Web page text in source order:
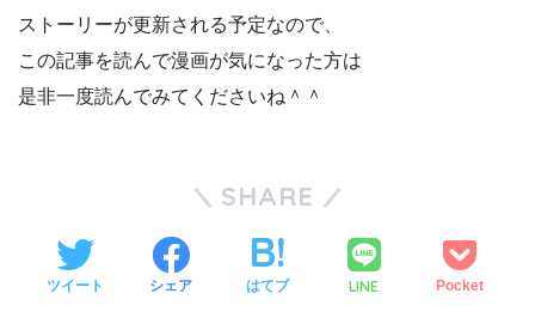
ストーリーが更新される予定なので、
この記事を読んで漫画が気になった方は
是非一度読んでみてくださいね＾＾
SHARE
ツイート シェア はてブ LINE Pocket